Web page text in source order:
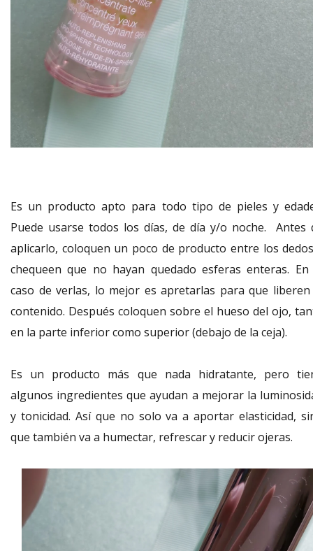
Es un producto apto para todo tipo de pieles y
Puede usarse todos los días, de día y/o noche. Antes
aplicarlo, coloquen un poco de producto entre los
chequeen que no hayan quedado esferas enteras. En
caso de verlas, lo mejor es apretarlas para que
contenido. Después coloquen sobre el hueso del ojo,
en la parte inferior como superior (debajo de la ceja).
Es un producto más que nada hidratante, pero
algunos ingredientes que ayudan a mejorar la
y tonicidad. Así que no solo va a aportar elasticidad,
que también va a humectar, refrescar y reducir ojeras.